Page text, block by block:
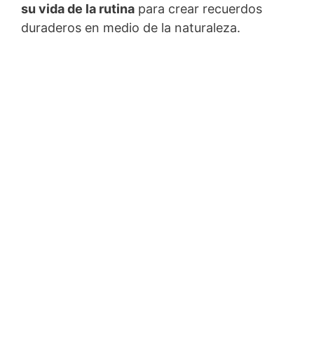
su vida de la rutina para crear recuerdos
duraderos en medio de la naturaleza.